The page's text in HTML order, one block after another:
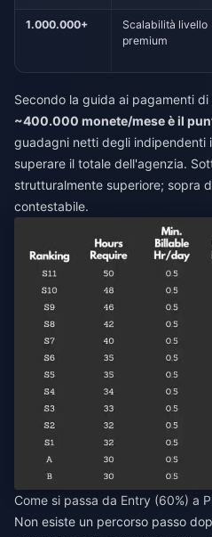
1.000.000+
Scalabilità livello
premium
Secondo la guida ai pagamenti
~400.000 monete/mese è il
guadagni netti degli indipendenti
superare il totale dell'agenzia.
strutturalmente superiore; sopra
contestabile.
Come si passa da Entry (60%) a
Non esiste un percorso passo